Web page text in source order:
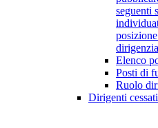
seguenti
Elenco
Posti di
Ruolo
Dirigenti cessati